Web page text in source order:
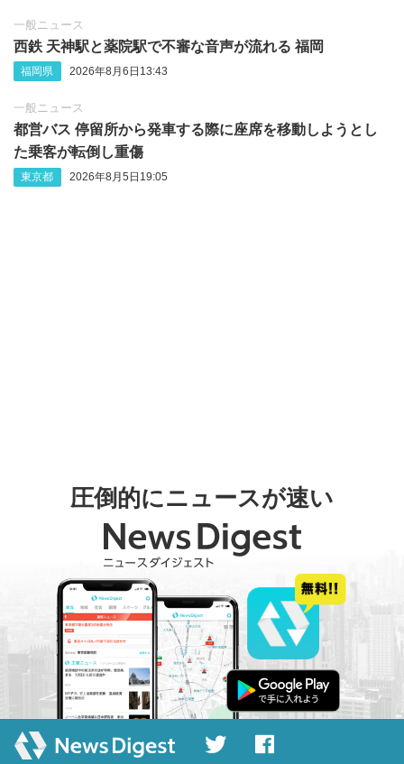
一般ニュース
西鉄 天神駅と薬院駅で不審な音声が流れる 福岡
福岡県 2026年8月6日13:43
一般ニュース
都営バス 停留所から発車する際に座席を移動しようとし
た乗客が転倒し重傷
東京都 2026年8月5日19:05
圧倒的にニュースが速い